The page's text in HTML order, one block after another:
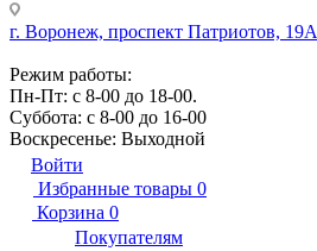
г. Воронеж, проспект Патриотов, 19А
Режим работы:
Пн-Пт: с 8-00 до 18-00.
Суббота: с 8-00 до 16-00
Воскресенье: Выходной
Войти
Избранные товары 0
Корзина 0
Покупателям